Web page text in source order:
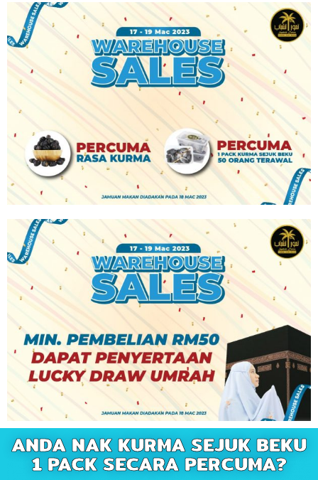
ANDA NAK KURMA SEJUK BEKU
1 PACK SECARA PERCUMA?